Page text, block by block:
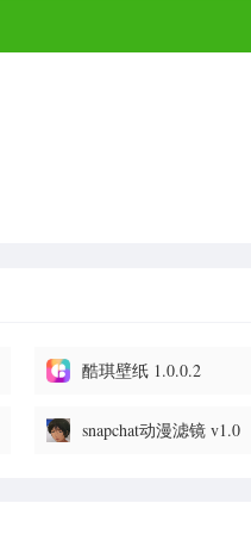
酷琪壁纸 1.0.0.2
snapchat动漫滤镜 v1.0